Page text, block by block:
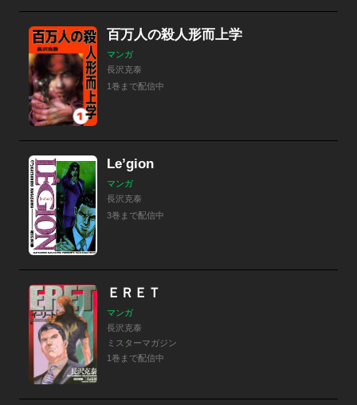
百万人の殺人形而上学
マンガ
長沢克泰
1巻まで配信中
Le’gion
マンガ
長沢克泰
3巻まで配信中
ＥＲＥＴ
マンガ
長沢克泰
ミスターマガジン
1巻まで配信中